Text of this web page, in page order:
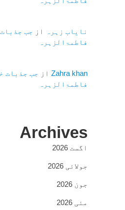
نایاب زہرہ از جب
فاطمۃالزہرہ
Zahra khanاز جب جذبات
فاطمۃالزہرہ
Archives
اگست 2026
جولائی 2026
جون 2026
مئی 2026